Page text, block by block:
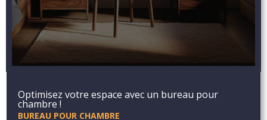
Optimisez votre espace avec un bureau pour
chambre !
BUREAU POUR CHAMBRE